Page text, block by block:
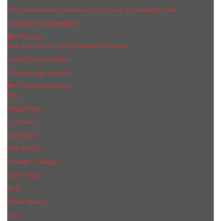
Заправляемые флаконы для духов, Атомайзеры 5мл
Каталог парфюмерии
Макияж
Лак для волос, средства для укладки
Кисти для макияжа
Основа под макияж
Тональный крем
YSL
Maybelline
Lancome
Dermacol
Max Factor
Enough Collagen
Farm Stay
Kylie
Huda Beauty
МаС